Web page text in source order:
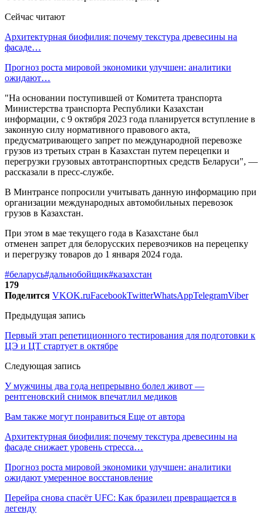
Сейчас читают
Архитектурная биофилия: почему текстура древесины на
фасаде…
Прогноз роста мировой экономики улучшен: аналитики
ожидают…
"На основании поступившей от Комитета транспорта
Министерства транспорта Республики Казахстан
информации, с 9 октября 2023 года планируется вступление в
законную силу нормативного правового акта,
предусматривающего запрет по международной перевозке
грузов из третьих стран в Казахстан путем перецепки и
перегрузки грузовых автотранспортных средств Беларуси", —
рассказали в пресс-службе.
В Минтрансе попросили учитывать данную информацию при
организации международных автомобильных перевозок
грузов в Казахстан.
При этом в мае текущего года в Казахстане был
отменен запрет для белорусских перевозчиков на перецепку
и перегрузку товаров до 1 января 2024 года.
#беларусь#дальнобойщик#казахстан
179
Поделится VKOK.ruFacebookTwitterWhatsAppTelegramViber
Предыдущая запись
Первый этап репетиционного тестирования для подготовки к
ЦЭ и ЦТ стартует в октябре
Следующая запись
У мужчины два года непрерывно болел живот —
рентгеновский снимок впечатлил медиков
Вам также могут понравиться Еще от автора
Архитектурная биофилия: почему текстура древесины на
фасаде снижает уровень стресса…
Прогноз роста мировой экономики улучшен: аналитики
ожидают умеренное восстановление
Перейра снова спасёт UFC: Как бразилец превращается в
легенду